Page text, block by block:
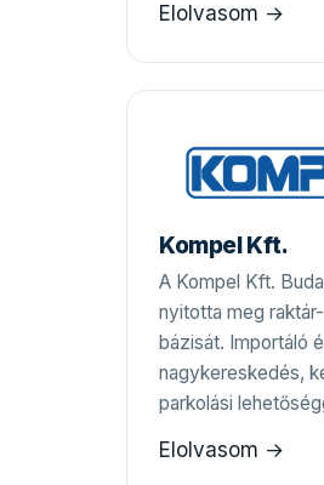
Elolvasom →
Kompel Kft.
A Kompel Kft.
nyitotta meg
bázisát. Importáló
nagykereskedés,
parkolási
Elolvasom →